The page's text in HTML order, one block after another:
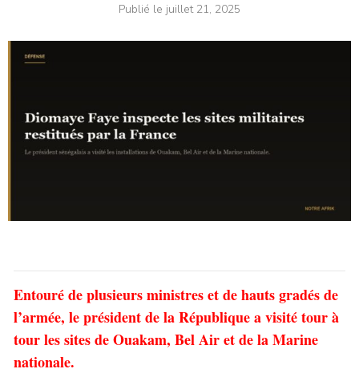
Publié le juillet 21, 2025
Entouré de plusieurs ministres et de hauts gradés de
l’armée, le président de la République a visité tour à
tour les sites de Ouakam, Bel Air et de la Marine
nationale.